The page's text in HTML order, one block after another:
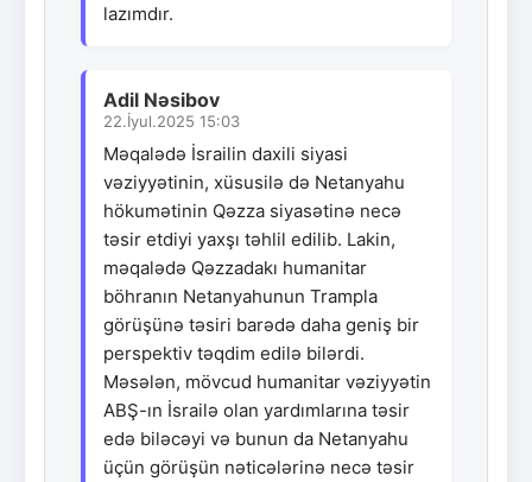
lazımdır.
Adil Nəsibov
22.İyul.2025 15:03
Məqalədə İsrailin daxili siyasi
vəziyyətinin, xüsusilə də Netanyahu
hökumətinin Qəzza siyasətinə necə
təsir etdiyi yaxşı təhlil edilib. Lakin,
məqalədə Qəzzadakı humanitar
böhranın Netanyahunun Trampla
görüşünə təsiri barədə daha geniş bir
perspektiv təqdim edilə bilərdi.
Məsələn, mövcud humanitar vəziyyətin
ABŞ-ın İsrailə olan yardımlarına təsir
edə biləcəyi və bunun da Netanyahu
üçün görüşün nəticələrinə necə təsir